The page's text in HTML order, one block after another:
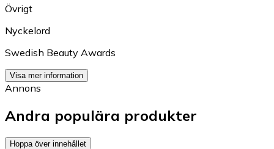
Övrigt
Nyckelord
Swedish Beauty Awards
Visa mer information
Annons
Andra populära produkter
Hoppa över innehållet